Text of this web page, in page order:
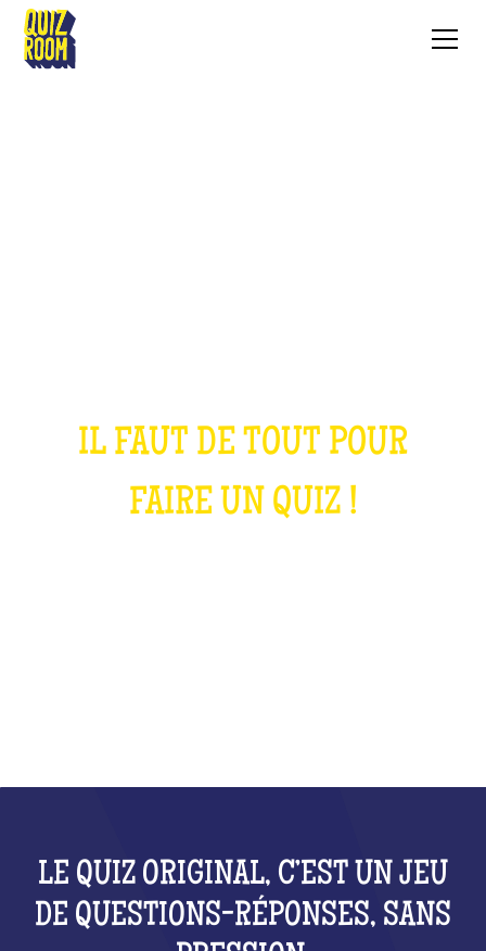
IL FAUT DE TOUT POUR
FAIRE UN QUIZ !
LE QUIZ ORIGINAL, C’EST UN JEU
DE QUESTIONS-RÉPONSES, SANS